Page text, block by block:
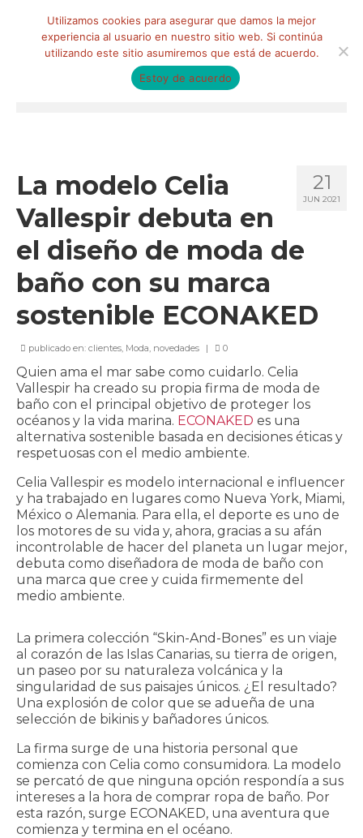
Qué hacemos
Marketing de influencia
CLIENTES
CONTACTO
21
JUN 2021
La modelo Celia
Vallespir debuta en
el diseño de moda de
baño con su marca
sostenible ECONAKED
publicado en: clientes, Moda, novedades | 0
Quien ama el mar sabe como cuidarlo. Celia
Vallespir ha creado su propia firma de moda de
baño con el principal objetivo de proteger los
océanos y la vida marina. ECONAKED es una
alternativa sostenible basada en decisiones éticas y
respetuosas con el medio ambiente.
Celia Vallespir es modelo internacional e influencer
y ha trabajado en lugares como Nueva York, Miami,
México o Alemania. Para ella, el deporte es uno de
los motores de su vida y, ahora, gracias a su afán
incontrolable de hacer del planeta un lugar mejor,
debuta como diseñadora de moda de baño con
una marca que cree y cuida firmemente del
medio ambiente.
La primera colección “Skin-And-Bones” es un viaje
al corazón de las Islas Canarias, su tierra de origen,
un paseo por su naturaleza volcánica y la
singularidad de sus paisajes únicos. ¿El resultado?
Una explosión de color que se adueña de una
selección de bikinis y bañadores únicos.
La firma surge de una historia personal que
comienza con Celia como consumidora. La modelo
se percató de que ninguna opción respondía a sus
intereses a la hora de comprar ropa de baño. Por
esta razón, surge ECONAKED, una aventura que
comienza y termina en el océano.
Utilizamos cookies para asegurar que damos la mejor
experiencia al usuario en nuestro sitio web. Si continúa
utilizando este sitio asumiremos que está de acuerdo.
Estoy de acuerdo